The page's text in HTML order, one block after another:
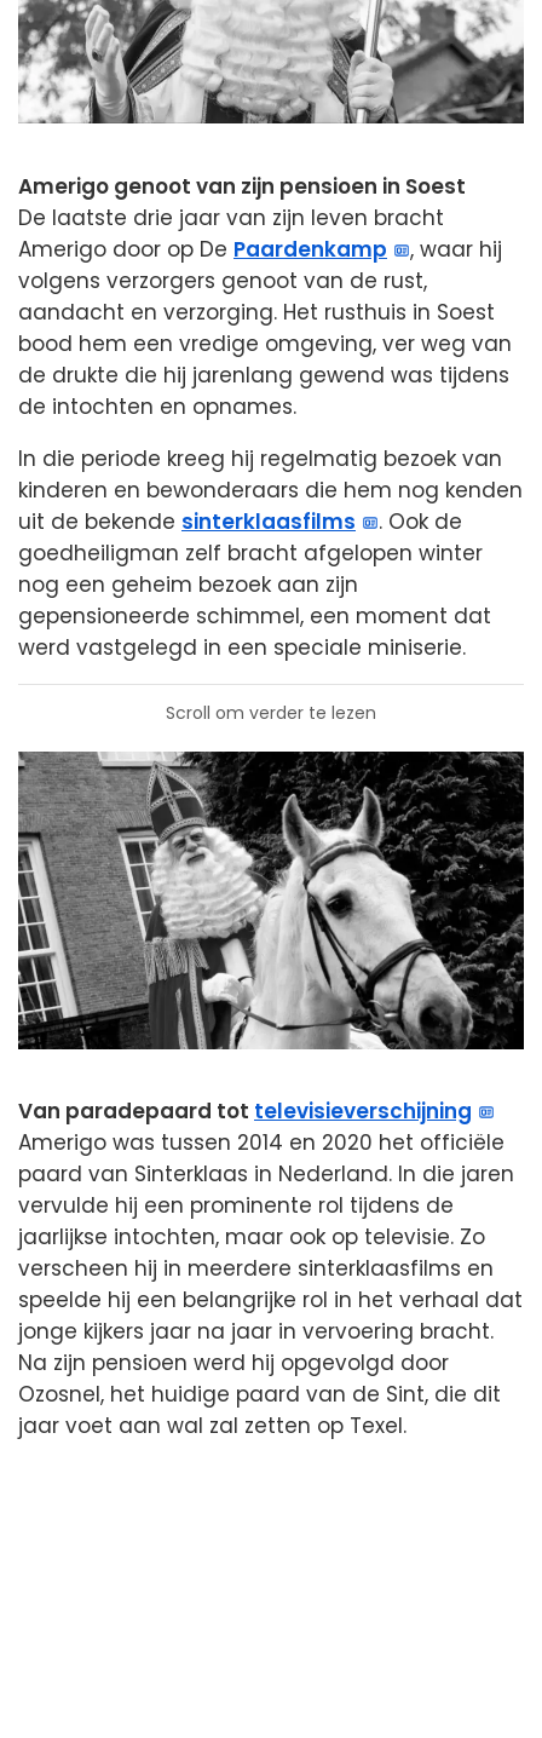
Amerigo genoot van zijn pensioen in Soest
De laatste drie jaar van zijn leven bracht
Amerigo door op De Paardenkamp
, waar hij
volgens verzorgers genoot van de rust,
aandacht en verzorging. Het rusthuis in Soest
bood hem een vredige omgeving, ver weg van
de drukte die hij jarenlang gewend was tijdens
de intochten en opnames.
In die periode kreeg hij regelmatig bezoek van
kinderen en bewonderaars die hem nog kenden
uit de bekende sinterklaasfilms
. Ook de
goedheiligman zelf bracht afgelopen winter
nog een geheim bezoek aan zijn
gepensioneerde schimmel, een moment dat
werd vastgelegd in een speciale miniserie.
Scroll om verder te lezen
Van paradepaard tot televisieverschijning
Amerigo was tussen 2014 en 2020 het officiële
paard van Sinterklaas in Nederland. In die jaren
vervulde hij een prominente rol tijdens de
jaarlijkse intochten, maar ook op televisie. Zo
verscheen hij in meerdere sinterklaasfilms en
speelde hij een belangrijke rol in het verhaal dat
jonge kijkers jaar na jaar in vervoering bracht.
Na zijn pensioen werd hij opgevolgd door
Ozosnel, het huidige paard van de Sint, die dit
jaar voet aan wal zal zetten op Texel.